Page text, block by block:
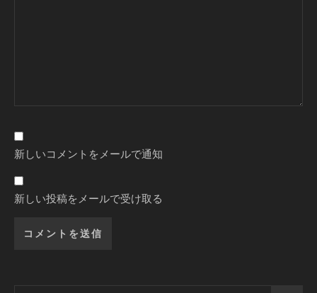
新しいコメントをメールで通知
新しい投稿をメールで受け取る